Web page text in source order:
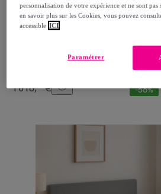
Bellecour
Matelas Copenhague, Soutien
1018,99 € -56%
personnalisation de votre expérience et ne sont pas
en savoir plus sur les Cookies, vous pouvez
accessible ICI
Paramétrer